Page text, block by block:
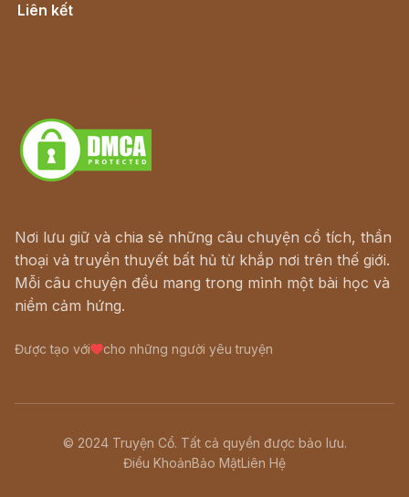
Liên kết
Nơi lưu giữ và chia sẻ những câu chuyện cổ tích, thần
thoại và truyền thuyết bất hủ từ khắp nơi trên thế giới.
Mỗi câu chuyện đều mang trong mình một bài học và
niềm cảm hứng.
Được tạo với cho những người yêu truyện
© 2024 Truyện Cổ. Tất cả quyền được bảo lưu.
Điều KhoảnBảo MậtLiên Hệ